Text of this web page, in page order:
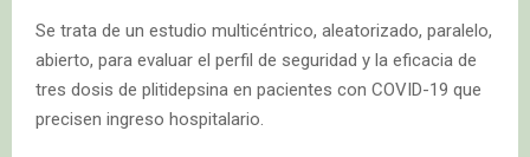
Se trata de un estudio multicéntrico, aleatorizado, paralelo,
abierto, para evaluar el perfil de seguridad y la eficacia de
tres dosis de plitidepsina en pacientes con COVID-19 que
precisen ingreso hospitalario.